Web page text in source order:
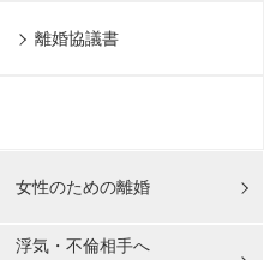
離婚協議書
女性のための離婚
浮気・不倫相手へ